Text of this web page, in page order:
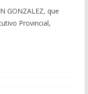
GONZALEZ, que
Provincial,